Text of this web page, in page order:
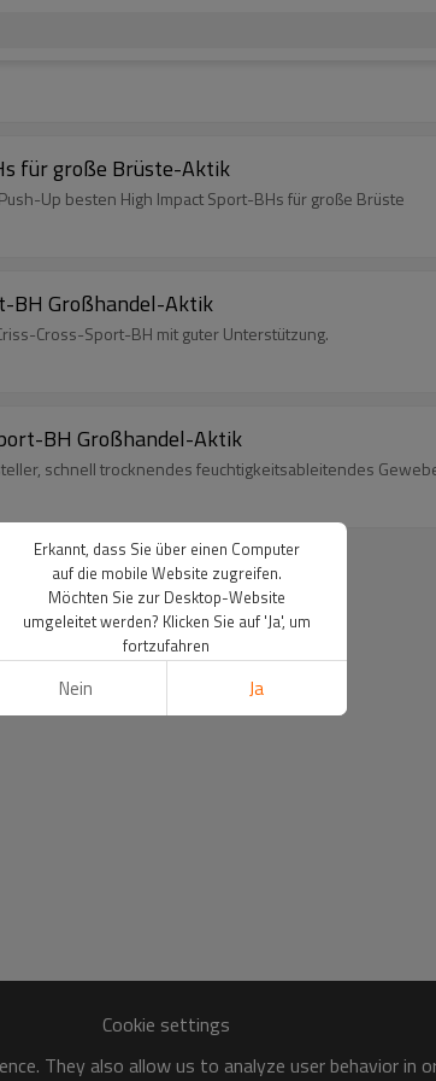
für große Brüste-Aktik
Up besten High Impact Sport-BHs für große Brüste
BH Großhandel-Aktik
Cross-Sport-BH mit guter Unterstützung.
BH Großhandel-Aktik
schnell trocknendes feuchtigkeitsableitendes
Cookie settings
They also allow us to analyze user behavior
Erkannt, dass Sie über einen Computer
auf die mobile Website zugreifen.
Möchten Sie zur Desktop-Website
umgeleitet werden? Klicken Sie auf 'Ja', um
fortzufahren
Nein Ja